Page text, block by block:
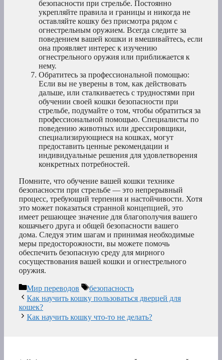
безопасности при стрельбе. Постоянно
укрепляйте правила и границы и никогда не
оставляйте кошку без присмотра рядом с
огнестрельным оружием. Всегда следите за
поведением вашей кошки и вмешивайтесь, если
она проявляет интерес к изучению
огнестрельного оружия или приближается к
нему.
Обратитесь за профессиональной помощью:
Если вы не уверены в том, как действовать
дальше, или сталкиваетесь с трудностями при
обучении своей кошки безопасности при
стрельбе, подумайте о том, чтобы обратиться за
профессиональной помощью. Специалисты по
поведению животных или дрессировщики,
специализирующиеся на кошках, могут
предоставить ценные рекомендации и
индивидуальные решения для удовлетворения
конкретных потребностей.
Помните, что обучение вашей кошки технике
безопасности при стрельбе — это непрерывный
процесс, требующий терпения и настойчивости. Хотя
это может показаться странной концепцией, это
имеет решающее значение для благополучия вашего
кошачьего друга и общей безопасности вашего
дома. Следуя этим шагам и принимая необходимые
меры предосторожности, вы можете помочь
обеспечить безопасную среду для мирного
сосуществования вашей кошки и огнестрельного
оружия.
Рубрики
Мир переводов Метки
безопасность
Как научить кошку пользоваться дверцей для
кошек?
Как научить кошку что-то не делать?